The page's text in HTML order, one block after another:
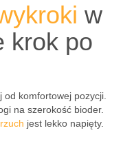
w
krok po
komfortowej pozycji.
na szerokość bioder.
jest lekko napięty.